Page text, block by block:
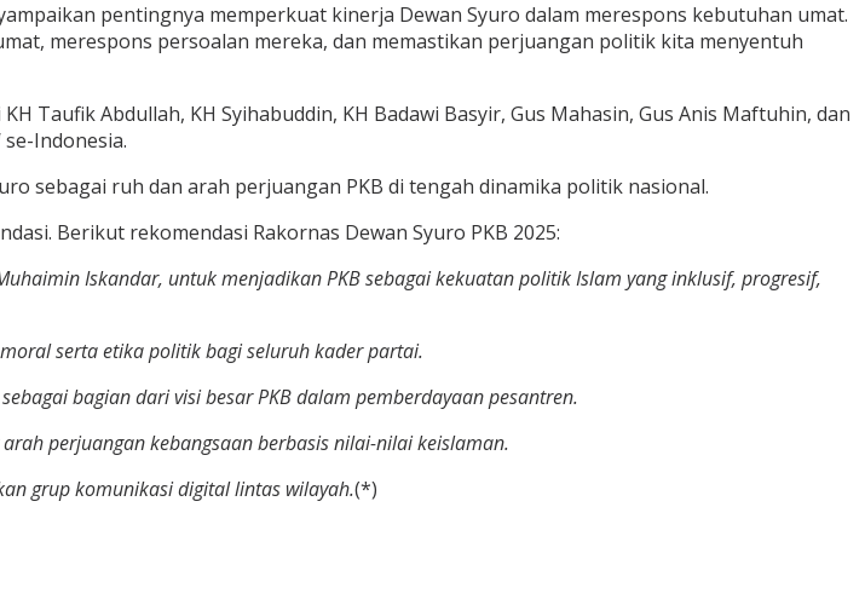
pentingnya memperkuat kinerja Dewan Syuro dalam merespons kebutuhan umat.
merespons persoalan mereka, dan memastikan perjuangan politik kita menyentuh
Taufik Abdullah, KH Syihabuddin, KH Badawi Basyir, Gus Mahasin, Gus Anis Maftuhin, dan
Indonesia.
sebagai ruh dan arah perjuangan PKB di tengah dinamika politik nasional.
Berikut rekomendasi Rakornas Dewan Syuro PKB 2025:
Iskandar, untuk menjadikan PKB sebagai kekuatan politik Islam yang inklusif, progresif,
serta etika politik bagi seluruh kader partai.
bagian dari visi besar PKB dalam pemberdayaan pesantren.
perjuangan kebangsaan berbasis nilai-nilai keislaman.
grup komunikasi digital lintas wilayah.(*)